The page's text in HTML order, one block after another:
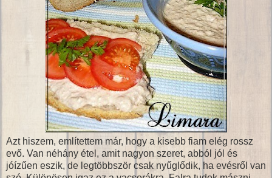
Azt hiszem, említettem már, hogy a kisebb fiam elég rossz
evő. Van néhány étel, amit nagyon szeret, abból jól és
jóízűen eszik, de legtöbbször csak nyűglődik, ha evésről van